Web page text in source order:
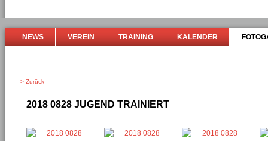
NEWS VEREIN TRAINING KALENDER
> Zurück
2018 0828 JUGEND TRAINIERT